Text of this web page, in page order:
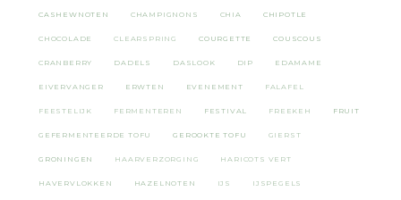
CASHEWNOTEN CHAMPIGNONS CHIA CHIPOTLE
CHOCOLADE CLEARSPRING COURGETTE COUSCOUS
CRANBERRY DADELS DASLOOK DIP EDAMAME
EIVERVANGER ERWTEN EVENEMENT FALAFEL
FEESTELIJK FERMENTEREN FESTIVAL FREEKEH FRUIT
GEFERMENTEERDE TOFU GEROOKTE TOFU GIERST
GRONINGEN HAARVERZORGING HARICOTS VERT
HAVERVLOKKEN HAZELNOTEN IJS IJSPEGELS